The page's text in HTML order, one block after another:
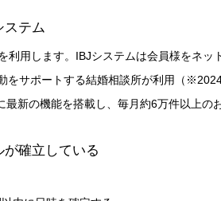
ステム
利用します。IBJシステムは会員様をネ
をサポートする結婚相談所が利用（
最新の機能を搭載し、毎月約6万件以上の
確立している